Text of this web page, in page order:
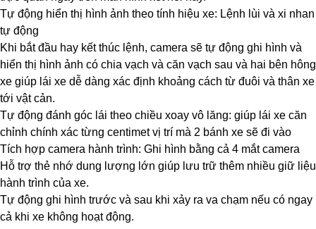
Tự động hiển thị hình ảnh theo tính hiệu xe: Lệnh lùi và xi nhan
tự động
Khi bắt đầu hay kết thúc lệnh, camera sẽ tự động ghi hình và
hiển thị hình ảnh có chia vạch và căn vạch sau và hai bên hông
xe giúp lái xe dễ dàng xác định khoảng cách từ đuôi và thân xe
tới vật cản.
Tự động đánh góc lái theo chiều xoay vô lăng: giúp lái xe căn
chỉnh chính xác từng centimet vị trí mà 2 bánh xe sẽ đi vào
Tích hợp camera hành trình: Ghi hình bằng cả 4 mắt camera
Hỗ trợ thẻ nhớ dung lượng lớn giúp lưu trữ thêm nhiều giữ liệu
hành trình của xe.
Tự động ghi hình trước và sau khi xảy ra va chạm nếu có ngay
cả khi xe không hoạt động.